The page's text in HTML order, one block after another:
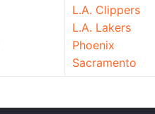
L.A. Clippers
L.A. Lakers
Phoenix
Sacramento